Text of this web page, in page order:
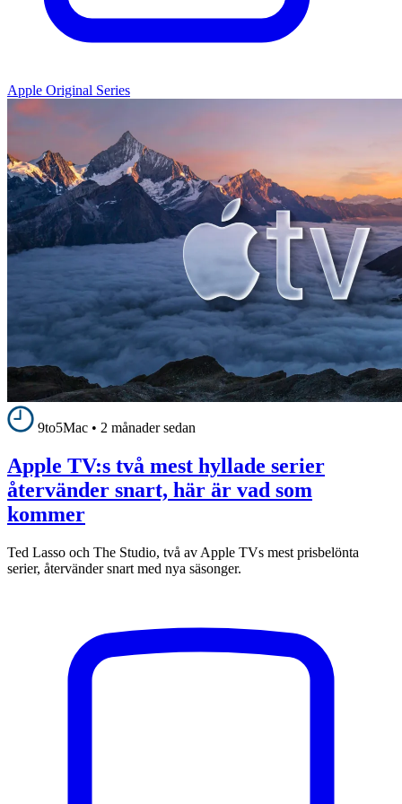
Apple Original Series
9to5Mac • 2 månader sedan
Apple TV:s två mest hyllade serier
återvänder snart, här är vad som
kommer
Ted Lasso och The Studio, två av Apple TVs mest prisbelönta
serier, återvänder snart med nya säsonger.